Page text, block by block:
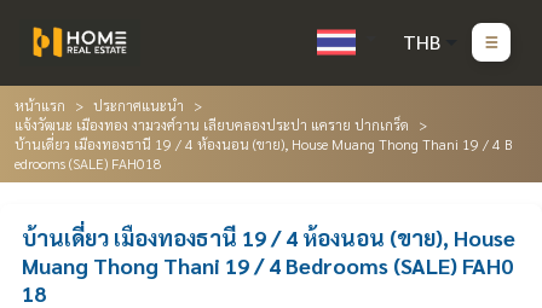
THB
หน้าแรก
ประกาศแนะนำ
แจ้งวัฒนะ เมืองทอง งามวงศ์วาน เลียบคลองประปา แคราย ปากเกร็ด
บ้านเดี่ยว เมืองทองธานี 19 / 4 ห้องนอน (ขาย), House Muang Thong Thani 19 / 4 B
edrooms (SALE) FAH018
บ้านเดี่ยว เมืองทองธานี 19 / 4 ห้องนอน (ขาย), House
Muang Thong Thani 19 / 4 Bedrooms (SALE) FAH0
18